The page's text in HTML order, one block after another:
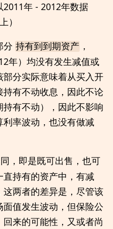
年 - 2012年数据
）
分 持有到到期资产 ，
年）均没有发生减值或
分实际意味着从买入开
有不动收息，因此不论
有不动），因此不影响
率波动，也没有做减
，即是既可出售，也可
持有的资产中，有减
两者的差异是，尽管该
值发生波动，但保险公
来的可能性，又或者尚